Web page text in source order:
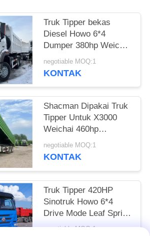
Truk Tipper bekas
Diesel Howo 6*4
Dumper 380hp Weichai
Hohan Model 20-40 Ton
Loading Euro 3
negotiable MOQ:1
KONTAK
Shacman Dipakai Truk
Tipper Untuk X3000
Weichai 460hp
Pengangkutan Bahan
Bangunan 2021 Tahun
negotiable MOQ:1
KONTAK
Truk Tipper 420HP
Sinotruk Howo 6*4
Drive Mode Leaf Spring
Sands Transport LHD
negotiable MOQ:1